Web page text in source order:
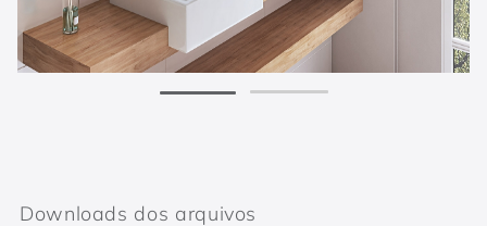
Downloads dos arquivos